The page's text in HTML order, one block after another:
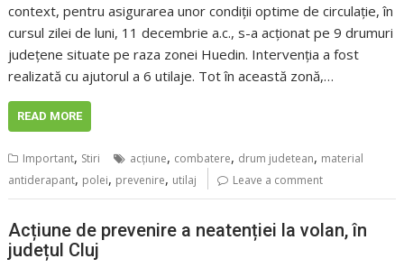
context, pentru asigurarea unor condiţii optime de circulaţie, în
cursul zilei de luni, 11 decembrie a.c., s-a acţionat pe 9 drumuri
județene situate pe raza zonei Huedin. Intervenția a fost
realizată cu ajutorul a 6 utilaje. Tot în această zonă,…
READ MORE
Important, Stiri acţiune, combatere, drum judetean, material
antiderapant, polei, prevenire, utilaj Leave a comment
Acțiune de prevenire a neatenției la volan, în
județul Cluj